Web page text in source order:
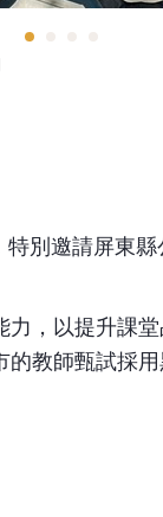
別邀請屏東
，以提升課
教師甄試採